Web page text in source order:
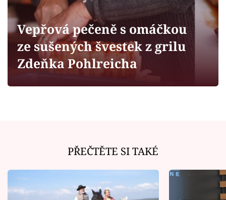
Sledujte prima+
Filmový festival Karlovy Vary
Sledujte nás
Vepřová pečeně s omáčkou
ze sušených švestek z grilu
Zdeňka Pohlreicha
PŘEČTĚTE SI TAKÉ